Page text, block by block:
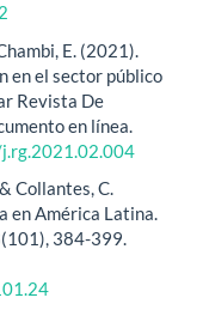
E. (2021).
en el sector público
Revista De
en línea.
Collantes, C.
en América Latina.
384-399.